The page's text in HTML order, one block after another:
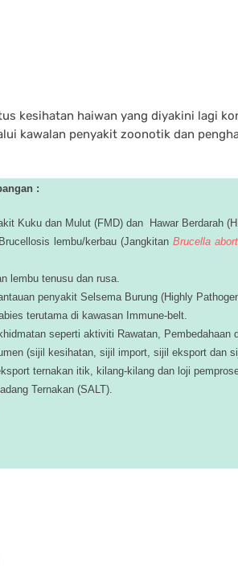
kesihatan haiwan yang diyakini lagi
kawalan penyakit zoonotik dan
:
Kuku dan Mulut (FMD) dan Hawar Berdarah
lembu/kerbau (Jangkitan Brucella
lembu tenusu dan rusa.
penyakit Selsema Burung (Highly
terutama di kawasan Immune-belt.
seperti aktiviti Rawatan, Pembedahaan
(sijil kesihatan, sijil import, sijil eksport dan
ternakan itik, kilang-kilang dan loji
Ternakan (SALT).